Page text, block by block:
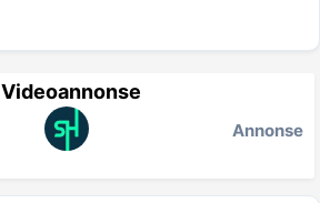
Videoannonse
Annonse